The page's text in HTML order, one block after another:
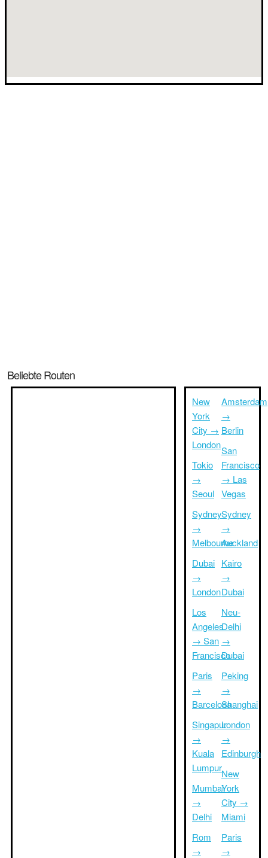
Beliebte Routen
New
York
City →
London
Tokio
→
Seoul
Sydney
→
Melbourne
Dubai
→
London
Los
Angeles
→ San
Francisco
Paris
→
Barcelona
Singapur
→
Kuala
Lumpur
Mumbai
→
Delhi
Rom
→
Amsterdam
→
Berlin
San
Francisco
→ Las
Vegas
Sydney
→
Auckland
Kairo
→
Dubai
Neu-
Delhi
→
Dubai
Peking
→
Shanghai
London
→
Edinburgh
New
York
City →
Miami
Paris
→